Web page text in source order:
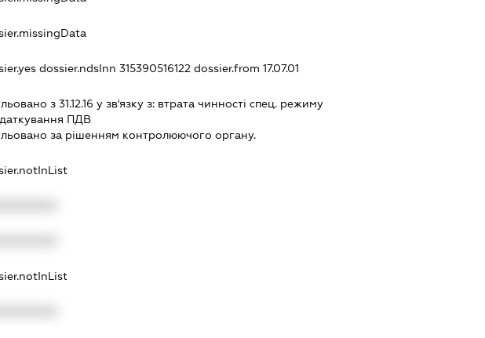
dossier.ndsInn 315390516122 dossier.from 17.07.01
з 31.12.16 у зв'язку з: втрата чинностi спец. режиму
ПДВ
за рiшенням контролюючого органу.